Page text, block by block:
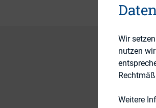
Wir
nutzen
Weitere